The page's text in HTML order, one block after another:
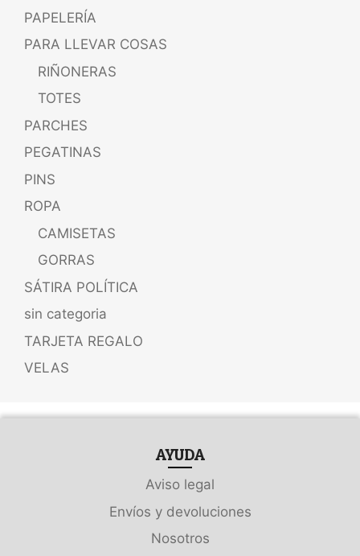
PAPELERÍA
PARA LLEVAR COSAS
RIÑONERAS
TOTES
PARCHES
PEGATINAS
PINS
ROPA
CAMISETAS
GORRAS
SÁTIRA POLÍTICA
sin categoria
TARJETA REGALO
VELAS
AYUDA
Aviso legal
Envíos y devoluciones
Nosotros